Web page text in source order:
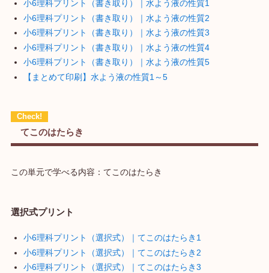
小6理科プリント（書き取り）｜水よう液の性質1
小6理科プリント（書き取り）｜水よう液の性質2
小6理科プリント（書き取り）｜水よう液の性質3
小6理科プリント（書き取り）｜水よう液の性質4
小6理科プリント（書き取り）｜水よう液の性質5
【まとめて印刷】水よう液の性質1～5
てこのはたらき
この単元で学べる内容：てこのはたらき
選択式プリント
小6理科プリント（選択式）｜てこのはたらき1
小6理科プリント（選択式）｜てこのはたらき2
小6理科プリント（選択式）｜てこのはたらき3